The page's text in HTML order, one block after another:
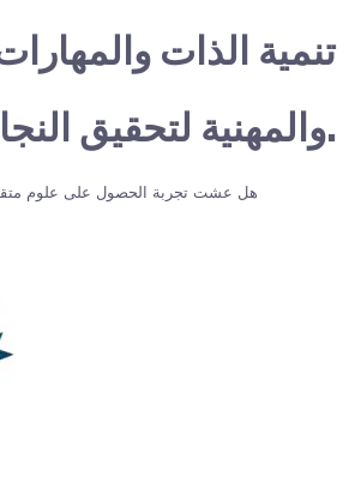
تنمية الذات
والمهنية لتحقيق النجاح المنشود.
هل عشت تجربة الحصول على علوم